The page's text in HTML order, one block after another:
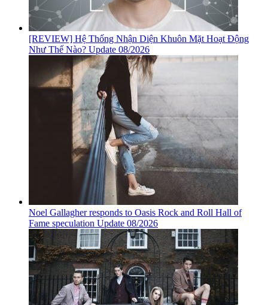
[REVIEW] Hệ Thống Nhận Diện Khuôn Mặt Hoạt Động
Như Thế Nào? Update 08/2026
Noel Gallagher responds to Oasis Rock and Roll Hall of
Fame speculation Update 08/2026